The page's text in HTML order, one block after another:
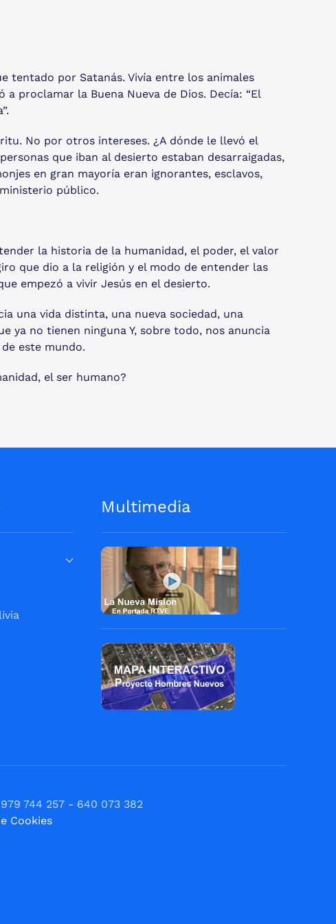
tentado por Satanás. Vivía entre los animales
proclamar la Buena Nueva de Dios. Decía: “El
No por otros intereses. ¿A dónde le llevó el
que iban al desierto estaban desarraigadas,
en gran mayoría eran ignorantes, esclavos,
público.
la historia de la humanidad, el poder, el valor
que dio a la religión y el modo de entender las
empezó a vivir Jesús en el desierto.
una vida distinta, una nueva sociedad, una
ya no tienen ninguna Y, sobre todo, nos anuncia
este mundo.
el ser humano?
Multimedia
744 257 - 640 073 382
Cookies